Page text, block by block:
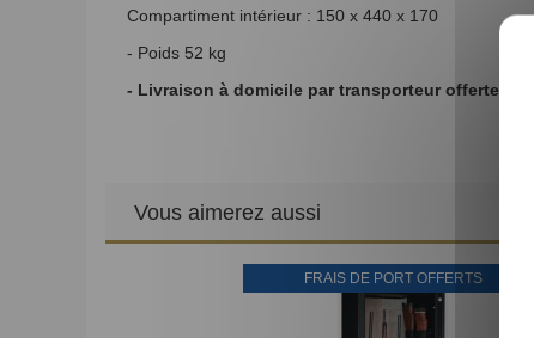
Compartiment intérieur : 150 x 440 x 170
- Poids 52 kg
- Livraison à domicile par transporteur offerte
Vous aimerez aussi
FRAIS DE PORT OFFERTS